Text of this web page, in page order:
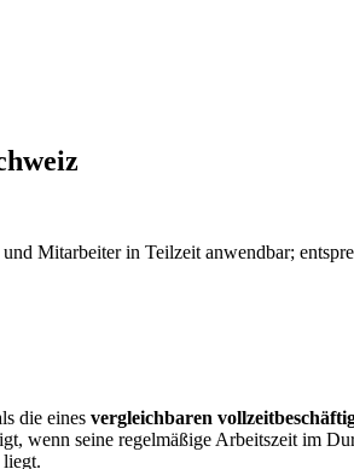
Mitarbeiter in Teilzeit anwendbar;
die eines vergleichbaren
wenn seine regelmäßige Arbeitszeit im
liegt.